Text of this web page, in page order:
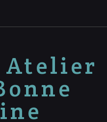
Atelier